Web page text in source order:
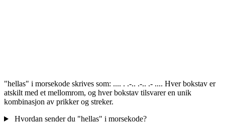
"hellas" i morsekode skrives som: .... . .-.. .-.. .- .... Hver bokstav er
atskilt med et mellomrom, og hver bokstav tilsvarer en unik
kombinasjon av prikker og streker.
Hvordan sender du "hellas" i morsekode?